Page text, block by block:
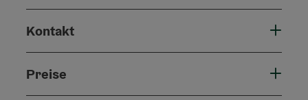
Kontakt
Preise